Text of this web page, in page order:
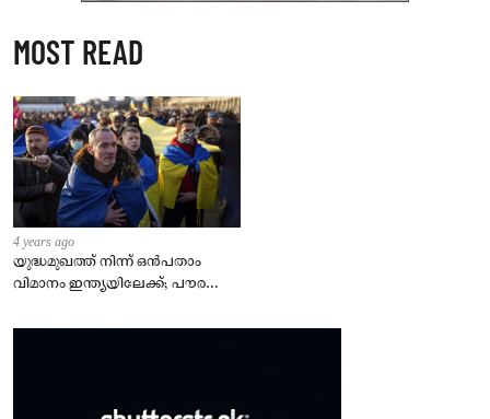
MOST READ
4 years ago
യുദ്ധമുഖത്ത് നിന്ന് ഒൻപതാം
വിമാനം ഇന്ത്യയിലേക്ക്; പൗരന്മാർ
– കേന്ദ്രം